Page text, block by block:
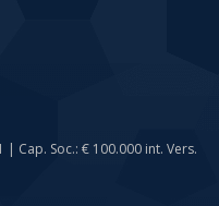
| Cap. Soc.: € 100.000 int. Vers.